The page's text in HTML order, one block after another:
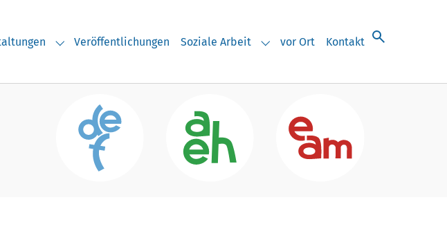
"Aktuelles"Submenu for "Veranstaltungen"
Veröffentlichungen Soziale Arbeit
Submenu for "Soziale Arbeit"
vor Ort Kontakt